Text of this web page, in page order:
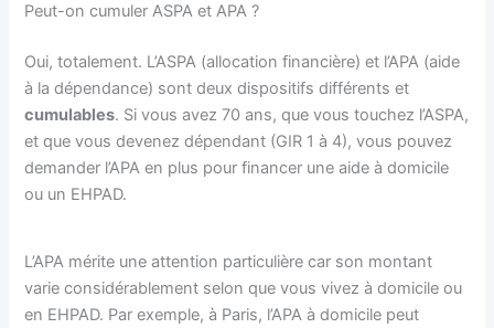
Peut-on cumuler ASPA et APA ?
Oui, totalement. L’ASPA (allocation financière) et l’APA (aide
à la dépendance) sont deux dispositifs différents et
cumulables. Si vous avez 70 ans, que vous touchez l’ASPA,
et que vous devenez dépendant (GIR 1 à 4), vous pouvez
demander l’APA en plus pour financer une aide à domicile
ou un EHPAD.
L’APA mérite une attention particulière car son montant
varie considérablement selon que vous vivez à domicile ou
en EHPAD. Par exemple, à Paris, l’APA à domicile peut